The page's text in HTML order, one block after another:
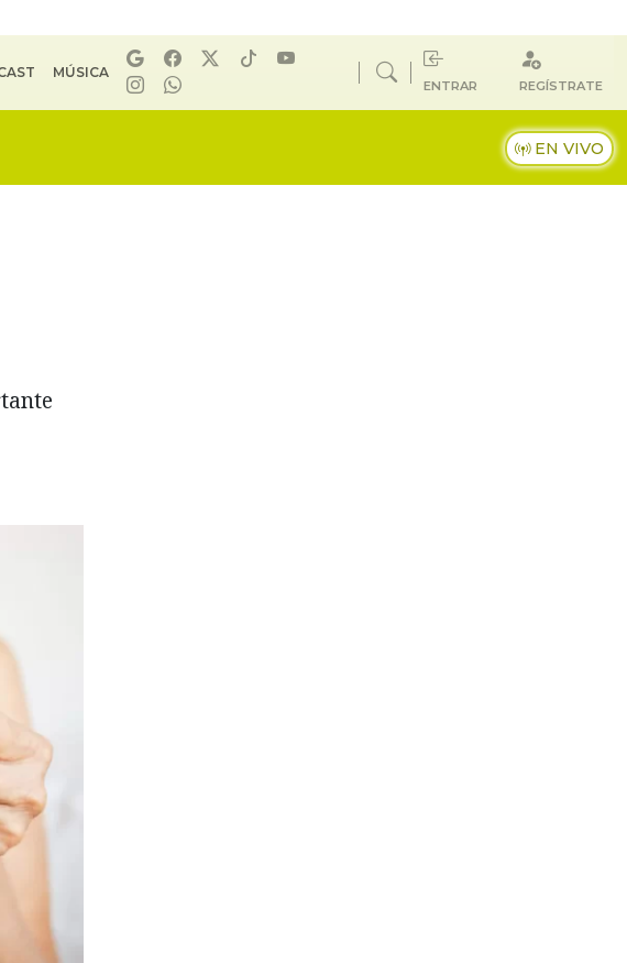
MÚSICA
ENTRAR REGÍSTRATE
EN VIVO